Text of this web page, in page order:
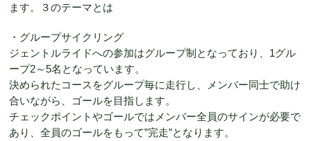
ます。３のテーマとは
・グループサイクリング
ジェントルライドへの参加はグループ制となっており、1グル
ープ2～5名となっています。
決められたコースをグループ毎に走行し、メンバー同士で助け
合いながら、ゴールを目指します。
チェックポイントやゴールではメンバー全員のサインが必要で
あり、全員のゴールをもって”完走”となります。